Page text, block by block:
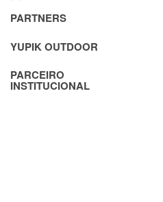
PARTNERS
YUPIK OUTDOOR
PARCEIRO
INSTITUCIONAL